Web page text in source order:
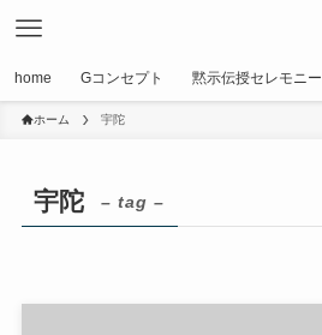
home Gコンセプト 黙示伝授セレモニー
ホーム 宇陀
宇陀 – tag –